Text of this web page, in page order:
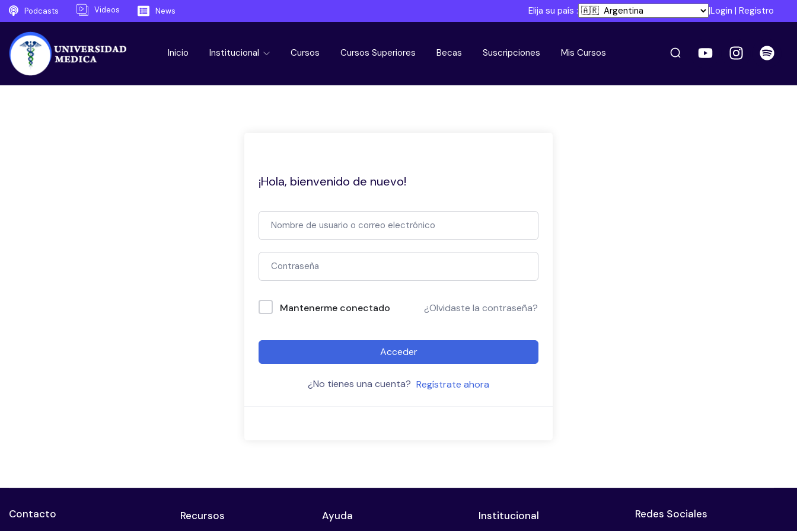
Podcasts Videos News Elija su país : |Login | Registro
Inicio Institucional Cursos Cursos Superiores Becas Suscripciones Mis Cursos
¡Hola, bienvenido de nuevo!
Mantenerme conectado ¿Olvidaste la contraseña?
Acceder
¿No tienes una cuenta? Regístrate ahora
Contacto Recursos Ayuda Institucional Redes Sociales